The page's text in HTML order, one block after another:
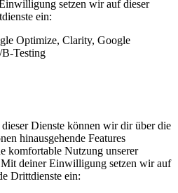
setzen wir auf dieser
ein:
Optimize, Clarity, Google
Testing
Dienste können wir dir über die
hinausgehende Features
komfortable Nutzung unserer
deiner Einwilligung setzen wir auf
Drittdienste ein: